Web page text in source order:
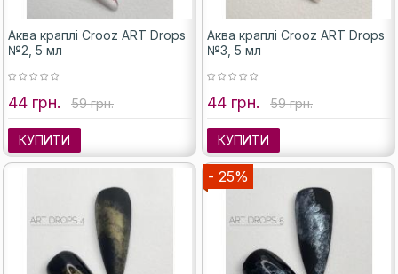
Аква краплі Crooz ART Drops
№2, 5 мл
44 грн. 59 грн.
КУПИТИ
Аква краплі Crooz ART Drops
№3, 5 мл
44 грн. 59 грн.
КУПИТИ
- 25%